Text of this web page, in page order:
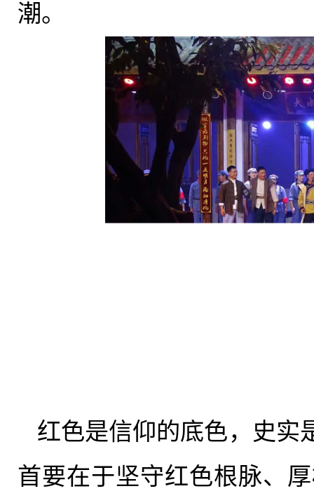
潮。
红色是信仰的底色，史实
首要在于坚守红色根脉、